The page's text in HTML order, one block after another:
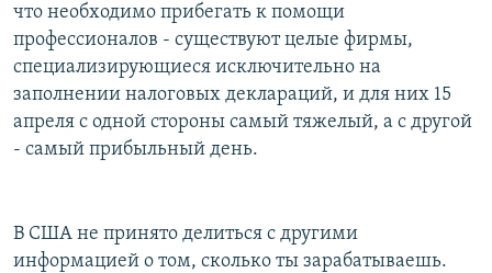
что необходимо прибегать к помощи
профессионалов - существуют целые фирмы,
специализирующиеся исключительно на
заполнении налоговых деклараций, и для них 15
апреля с одной стороны самый тяжелый, а с другой
- самый прибыльный день.
В США не принято делиться с другими
информацией о том, сколько ты зарабатываешь.